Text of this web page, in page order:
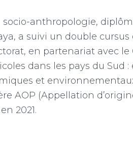
socio-anthropologie,
a suivi un double
en partenariat avec
dans les pays du Sud
et
AOP (Appellation
2021.